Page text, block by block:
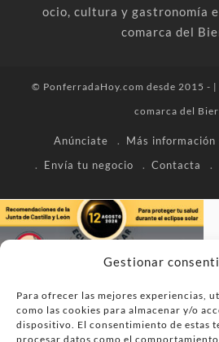
Gestionar
Para ofrecer las mejores experiencias,
como las cookies para almacenar y/o
dispositivo. El consentimiento de estas
procesar datos como el
ocio, cultura y gastronomía
comarca del
© PonferradaHoy.com desde 2015 - |
comarca del
Anúnciate
Más información
Envía tu negocio
Contacta